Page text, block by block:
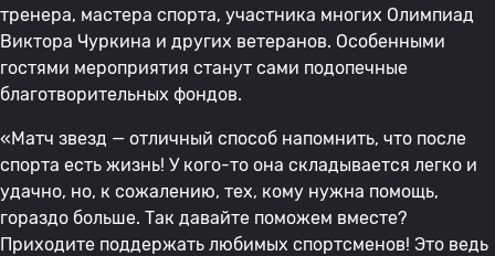
тренера, мастера спорта, участника многих Олимпиад
Виктора Чуркина и других ветеранов. Особенными
гостями мероприятия станут сами подопечные
благотворительных фондов.
«Матч звезд — отличный способ напомнить, что после
спорта есть жизнь! У кого-то она складывается легко и
удачно, но, к сожалению, тех, кому нужна помощь,
гораздо больше. Так давайте поможем вместе?
Приходите поддержать любимых спортсменов! Это ведь